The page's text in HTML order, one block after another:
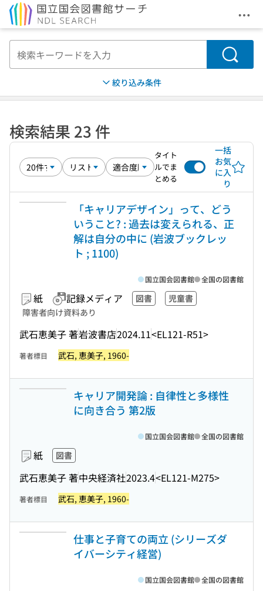
メ
検索
絞り込み条件
検索結果 23 件
タイト
ルでま
とめる
一括
お気
に入
り
「キャリアデザイン」って、どう
いうこと? : 過去は変えられる、正
解は自分の中に (岩波ブックレッ
ト ; 1100)
紙 記録メディア 図書
児童書
障害者向け資料あり
武石恵美子 著岩波書店2024.11<EL121-R51>
国立国会図書館 全国の図書館
著者標目 武石, 恵美子, 1960-
キャリア開発論 : 自律性と多様性
に向き合う 第2版
紙 図書
武石恵美子 著中央経済社2023.4<EL121-M275>
国立国会図書館 全国の図書館
著者標目 武石, 恵美子, 1960-
仕事と子育ての両立 (シリーズダ
イバーシティ経営)
国立国会図書館 全国の図書館